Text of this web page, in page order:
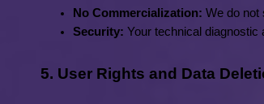
No Commercialization: We do not
Security: Your technical diagnostic
5. User Rights and Data